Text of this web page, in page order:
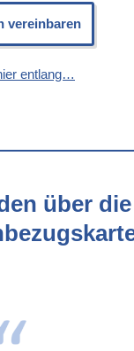
vereinbaren
entlang…
über die